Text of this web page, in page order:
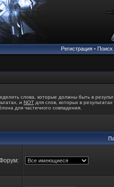
Регистрация• Поиск
слова, которые должны быть в
и NOT для слов, которых в
для частичного совпадения.